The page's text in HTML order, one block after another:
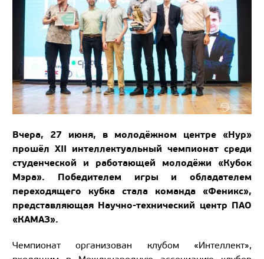
Вчера, 27 июня, в молодёжном центре «Нур»
прошёл XII интеллектуальный чемпионат среди
студенческой и работающей молодёжи «Кубок
Мэра». Победителем игры и обладателем
переходящего кубка стала команда «Феникс»,
представляющая Научно-технический центр ПАО
«КАМАЗ».
Чемпионат организован клубом «Интеллект»,